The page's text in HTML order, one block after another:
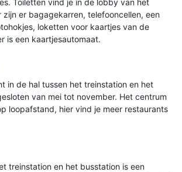
Toiletten vind je in de lobby van het
zijn er bagagekarren, telefooncellen, een
loketten voor kaartjes van de
is een kaartjesautomaat.
in de hal tussen het treinstation en het
van mei tot november. Het centrum
loopafstand, hier vind je meer restaurants
treinstation en het busstation is een